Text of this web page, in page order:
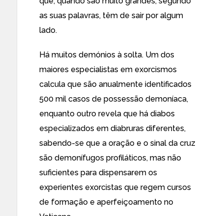
as suas palavras, têm de sair por algum
lado.
Há muitos demónios à solta. Um dos
maiores especialistas em exorcismos
calcula que são anualmente identificados
500 mil casos de possessão demoníaca,
enquanto outro revela que há diabos
especializados em diabruras diferentes,
sabendo-se que a oração e o sinal da cruz
são demonífugos profiláticos, mas não
suficientes para dispensarem os
experientes exorcistas que regem cursos
de formação e aperfeiçoamento no